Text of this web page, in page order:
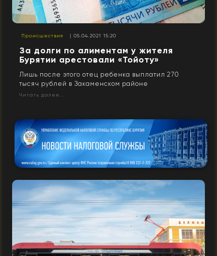
Происшествия | 05.04.2021 15:20
За долги по алиментам у жителя
Бурятии арестовали «Тойоту»
Лишь после этого отец ребенка выплатил 270
тысяч рублей в Закаменском районе
Читать далее...